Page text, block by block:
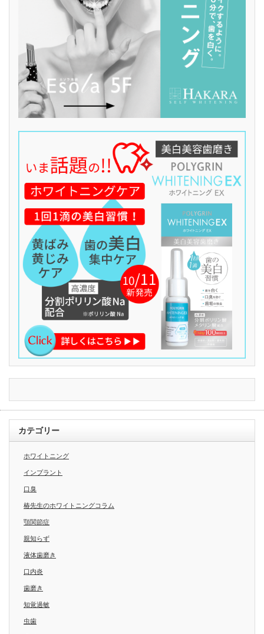
カテゴリー
ホワイトニング
インプラント
口臭
椿先生のホワイトニングコラム
顎関節症
親知らず
液体歯磨き
口内炎
歯磨き
知覚過敏
虫歯